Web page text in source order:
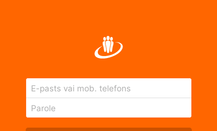
E-pasts vai mob. telefons
Parole